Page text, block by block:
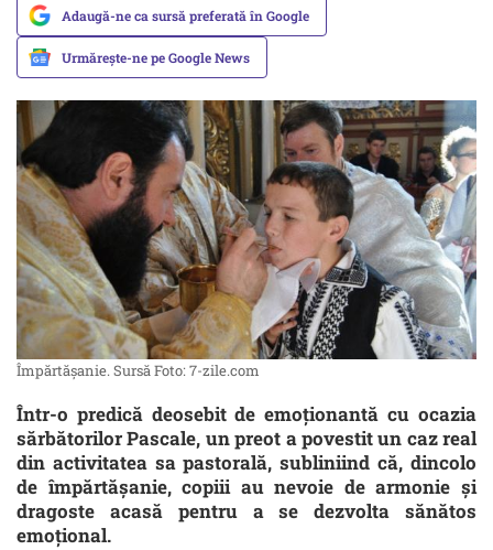
Adaugă-ne ca sursă preferată în Google
Urmărește-ne pe Google News
Împărtășanie. Sursă Foto: 7-zile.com
Într-o predică deosebit de emoționantă cu ocazia
sărbătorilor Pascale, un preot a povestit un caz real
din activitatea sa pastorală, subliniind că, dincolo
de împărtășanie, copiii au nevoie de armonie și
dragoste acasă pentru a se dezvolta sănătos
emoțional.